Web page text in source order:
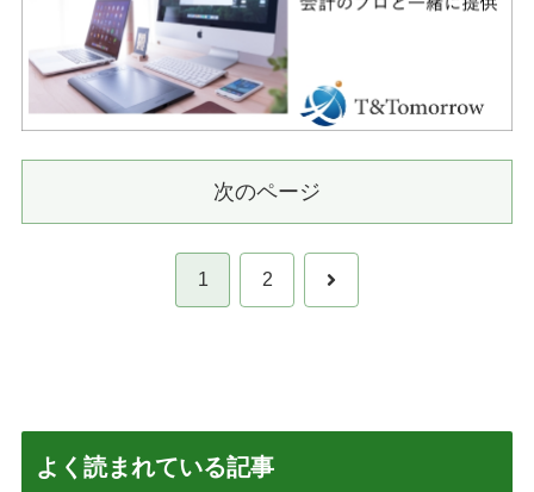
次のページ
1 2 次
よく読まれている記事